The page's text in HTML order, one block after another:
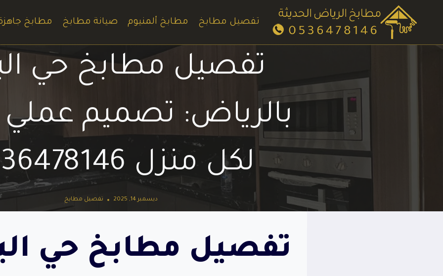
تفصيل مطابخ مطابخ ألمنيوم صيانة مطابخ مطابخ
تفصيل مطابخ حي
بالرياض: تصميم عملي
لكل منزل 0536478146
ديسمبر 14, 2025 تفصيل مطابخ
تفصيل مطابخ حي